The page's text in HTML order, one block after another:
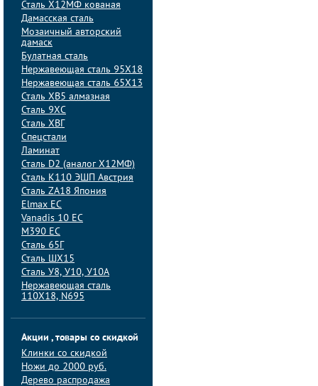
Сталь Х12МФ кованая
Дамасская сталь
Мозаичный авторский
дамаск
Булатная сталь
Нержавеющая сталь 95Х18
Нержавеющая сталь 65Х13
Сталь ХВ5 алмазная
Сталь 9ХС
Сталь ХВГ
Спецстали
Ламинат
Сталь D2 (аналог Х12МФ)
Сталь K110 ЭШП Австрия
Сталь ZA18 Япония
Elmax ЕС
Vanadis 10 ЕС
M390 ЕС
Сталь 65Г
Сталь ШХ15
Сталь У8, У10, У10А
Нержавеющая сталь
110Х18, N695
Акции , товары со скидкой
Клинки со скидкой
Ножи до 2000 руб.
Дерево распродажа